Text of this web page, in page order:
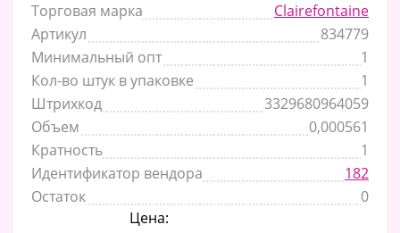
Торговая марка
Clairefontaine
Артикул
834779
Минимальный опт
1
Кол-во штук в упаковке
1
Штрихкод
3329680964059
Объем
0,000561
Кратность
1
Идентификатор вендора
182
Остаток
0
Цена: